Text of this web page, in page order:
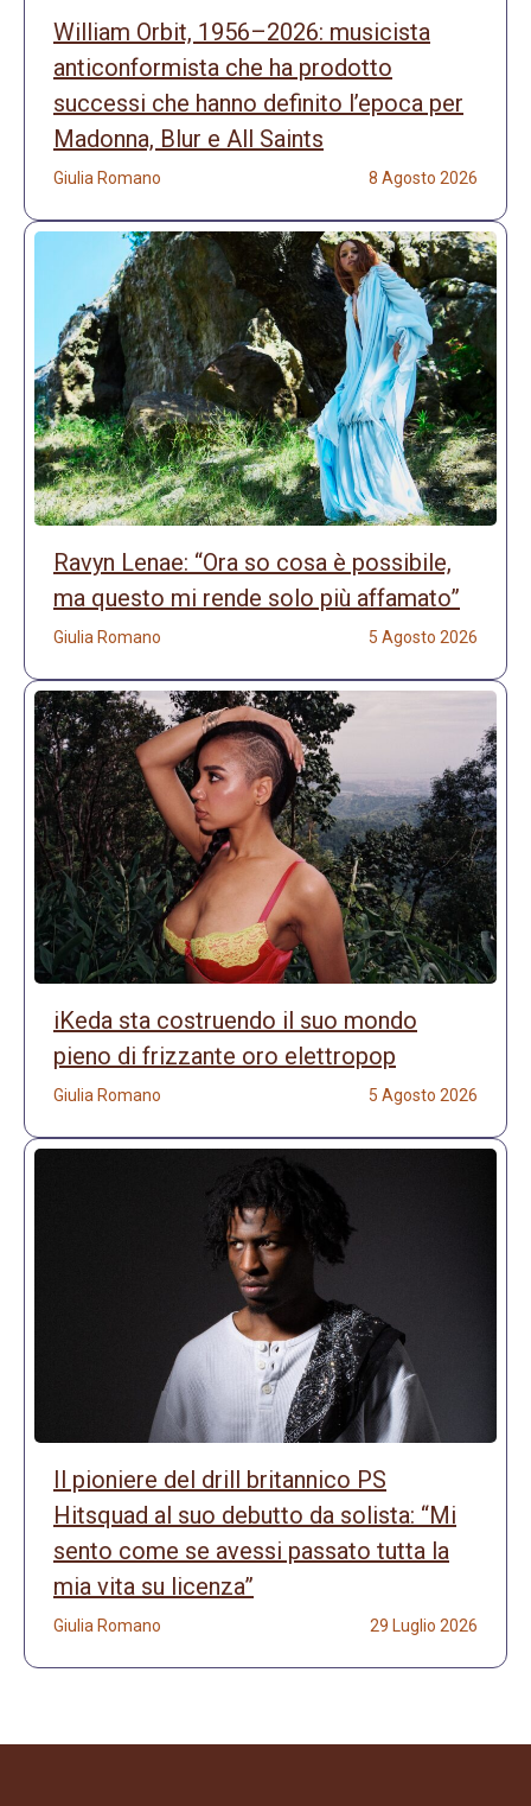
William Orbit, 1956–2026: musicista
anticonformista che ha prodotto
successi che hanno definito l’epoca per
Madonna, Blur e All Saints
Giulia Romano 8 Agosto 2026
Ravyn Lenae: “Ora so cosa è possibile,
ma questo mi rende solo più affamato”
Giulia Romano 5 Agosto 2026
iKeda sta costruendo il suo mondo
pieno di frizzante oro elettropop
Giulia Romano 5 Agosto 2026
Il pioniere del drill britannico PS
Hitsquad al suo debutto da solista: “Mi
sento come se avessi passato tutta la
mia vita su licenza”
Giulia Romano 29 Luglio 2026